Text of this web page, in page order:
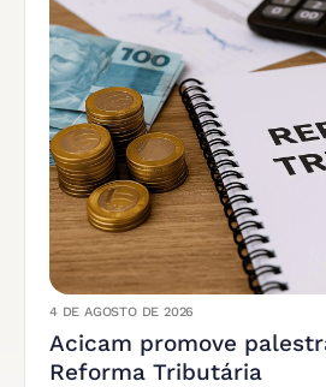
4 DE AGOSTO DE 2026
Acicam promove
Reforma Tributária